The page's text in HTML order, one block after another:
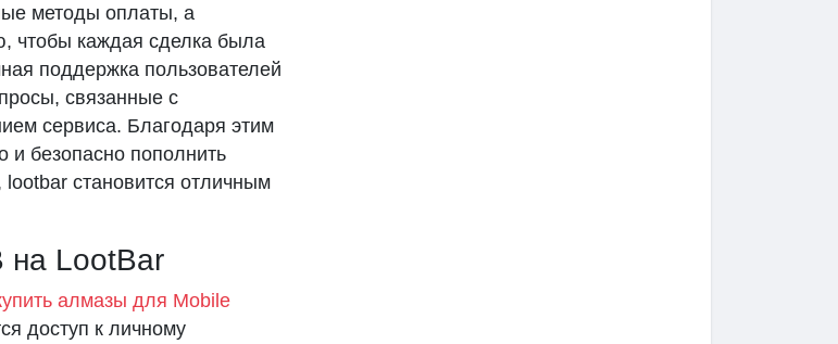
методы оплаты, а
чтобы каждая сделка была
поддержка пользователей
связанные с
сервиса. Благодаря этим
безопасно пополнить
становится отличным
на LootBar
алмазы для Mobile
доступ к личному